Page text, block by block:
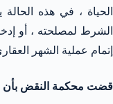
الحياة ، في هذه
الشرط لمصلحته ، أو
إتمام عملية الشهر
قضت محكمة النقض بأن